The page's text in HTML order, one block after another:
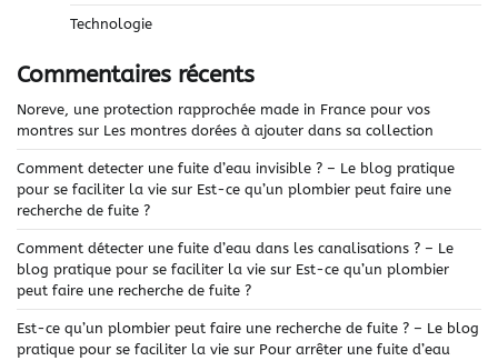
Technologie
Commentaires récents
Noreve, une protection rapprochée made in France pour vos
montres sur Les montres dorées à ajouter dans sa collection
Comment detecter une fuite d’eau invisible ? – Le blog pratique
pour se faciliter la vie sur Est-ce qu’un plombier peut faire une
recherche de fuite ?
Comment détecter une fuite d’eau dans les canalisations ? – Le
blog pratique pour se faciliter la vie sur Est-ce qu’un plombier
peut faire une recherche de fuite ?
Est-ce qu’un plombier peut faire une recherche de fuite ? – Le blog
pratique pour se faciliter la vie sur Pour arrêter une fuite d’eau